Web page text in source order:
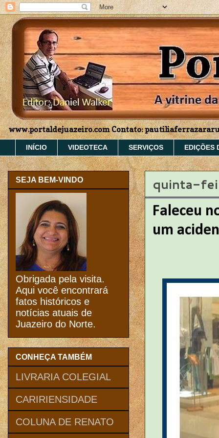
www.portaldejuazeiro.com Contato:
INÍCIO VIDEOTECA SERVIÇOS EDIÇÕES
quinta-
Faleceu
um
SEJA BEM-VINDO
Obrigada pela visita.
Aqui você encontrará
fatos históricos e
notícias atuais de
Juazeiro do Norte.
CONHEÇA TAMBÉM
LIVRARIA COLEGIAL
CARIRIENSIDADE
COLUNA DE RENATO